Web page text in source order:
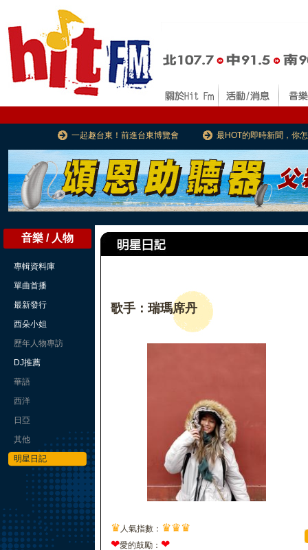
一起趣台東！前進台東博覽會 最HOT的即時新聞，你
音樂 / 人物
專輯資料庫
單曲首播
最新發行
西朵小姐
歷年人物專訪
DJ推薦
華語
西洋
日亞
其他
明星日記
歌手：瑞瑪席丹
♛ 人氣指數： ♛♛♛
❤愛的鼓勵： ❤